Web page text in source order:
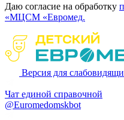
Даю согласие на обработку
«МЦСМ «Евромед.
Версия для
Чат единой справочной
@Euromedomskbot